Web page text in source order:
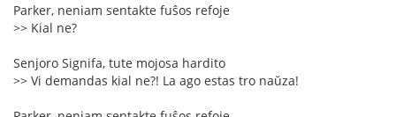
Parker, neniam sentakte fuŝos refoje
>> Kial ne?
Senjoro Signifa, tute mojosa hardito
>> Vi demandas kial ne?! La ago estas tro naŭza!